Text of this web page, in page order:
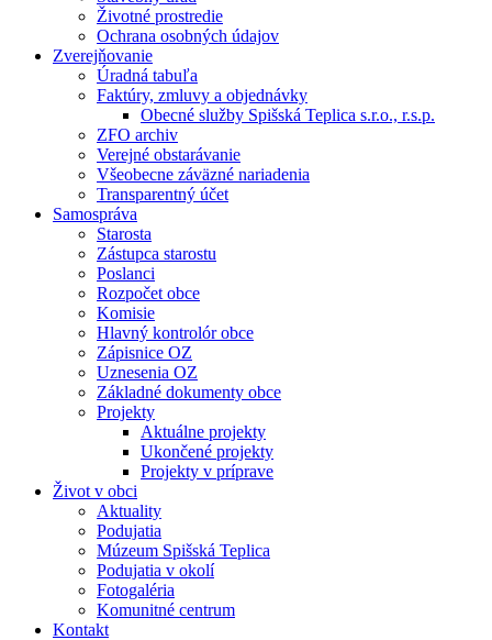
Životné prostredie
Ochrana osobných údajov
Zverejňovanie
Úradná tabuľa
Faktúry, zmluvy a objednávky
Obecné služby Spišská Teplica s.r.o., r.s.p.
ZFO archiv
Verejné obstarávanie
Všeobecne záväzné nariadenia
Transparentný účet
Samospráva
Starosta
Zástupca starostu
Poslanci
Rozpočet obce
Komisie
Hlavný kontrolór obce
Zápisnice OZ
Uznesenia OZ
Základné dokumenty obce
Projekty
Aktuálne projekty
Ukončené projekty
Projekty v príprave
Život v obci
Aktuality
Podujatia
Múzeum Spišská Teplica
Podujatia v okolí
Fotogaléria
Komunitné centrum
Kontakt